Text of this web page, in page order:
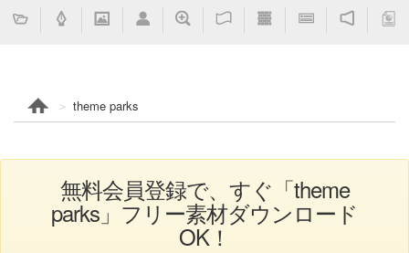
theme parks
無料会員登録で、すぐ「theme
parks」フリー素材ダウンロード
OK！